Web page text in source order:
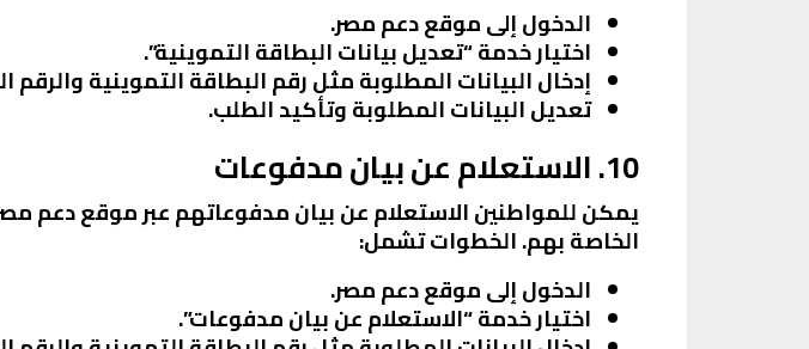
الدخول إلى موقع دعم مصر.
اختيار خدمة “تعديل بيانات البطاقة التموينية”.
إدخال البيانات المطلوبة مثل رقم البطاقة التموينية والرقم
تعديل البيانات المطلوبة وتأكيد الطلب.
10. الاستعلام عن بيان مدفوعات
يمكن للمواطنين الاستعلام عن بيان مدفوعاتهم عبر موقع دعم
الخاصة بهم. الخطوات تشمل:
الدخول إلى موقع دعم مصر.
اختيار خدمة “الاستعلام عن بيان مدفوعات”.